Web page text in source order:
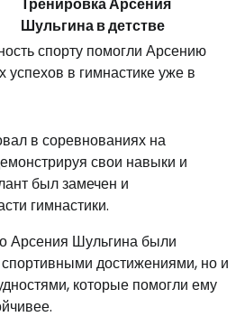
Тренировка Арсения
Шульгина в детстве
спорту помогли Арсению
успехов в гимнастике уже в
в соревнованиях на
свои навыки и
был замечен и
гимнастики.
Арсения Шульгина были
достижениями, но и
которые помогли ему